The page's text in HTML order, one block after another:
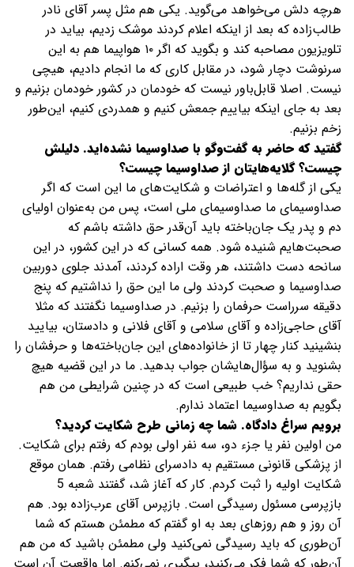
هرچه دلش می‌خواهد می‌گوید. یکی هم مثل پسر آقای نادر
طالب‌زاده که بعد از اینکه اعلام کردند موشک زدیم، بیاید در
تلویزیون مصاحبه کند و بگوید که اگر ۱۰ هواپیما هم به این
سرنوشت دچار شود، در مقابل کاری که ما انجام دادیم، هیچی
نیست. اصلا قابل‌باور نیست که خودمان در کشور خودمان بزنیم و
بعد به جای اینکه بیاییم جمعش کنیم و همدردی کنیم، این‌طور
زخم بزنیم.
گفتید که حاضر به گفت‌وگو با صداوسیما نشده‌اید. دلیلش
چیست؟ گلایه‌هایتان از صداوسیما چیست؟
یکی از گله‌ها و اعتراضات و شکایت‌های ما این است که اگر
صداوسیمای ما صداوسیمای ملی است، پس من به‌عنوان اولیای
دم و پدر یک جان‌باخته باید آن‌قدر حق داشته باشم که
صحبت‌هایم شنیده شود. همه‌ کسانی که در این کشور، در این
سانحه دست داشتند، هر وقت اراده کردند، آمدند جلوی دوربین
صداوسیما و صحبت کردند ولی ما این حق را نداشتیم که پنج
دقیقه سرراست حرفمان را بزنیم. در صداوسیما نگفتند که مثلا
آقای حاجی‌زاده و آقای سلامی و آقای فلانی و دادستان، بیایید
بنشینید کنار چهار تا از خانواده‌های این جان‌باخته‌ها و حرفشان را
بشنوید و به سؤال‌هایشان جواب بدهید. ما در این قضیه هیچ
حقی نداریم؟ خب طبیعی است که در چنین شرایطی من هم
بگویم به صداوسیما اعتماد ندارم.
برویم سراغ دادگاه. شما چه زمانی طرح شکایت کردید؟
من اولین نفر یا جزء دو، سه نفر اولی بودم که رفتم برای شکایت.
از پزشکی قانونی مستقیم به دادسرای نظامی رفتم. همان موقع
شکایت اولیه را ثبت کردم. کار که آغاز شد، گفتند شعبه 5
بازپرسی مسئول رسیدگی است. بازپرس آقای عرب‌زاده بود. هم
آن روز و هم روزهای بعد به او گفتم که مطمئن هستم که شما
آن‌طوری که باید رسیدگی نمی‌کنید ولی مطمئن باشید که من هم